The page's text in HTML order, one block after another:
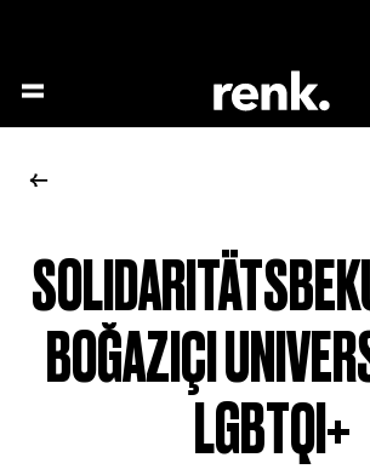
KEINE AUSWAHL
BOĞAZIÇI
LGBTQI+